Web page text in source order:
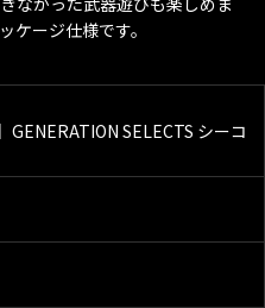
ケージ仕様です。
GENERATION SELECTS シーコ